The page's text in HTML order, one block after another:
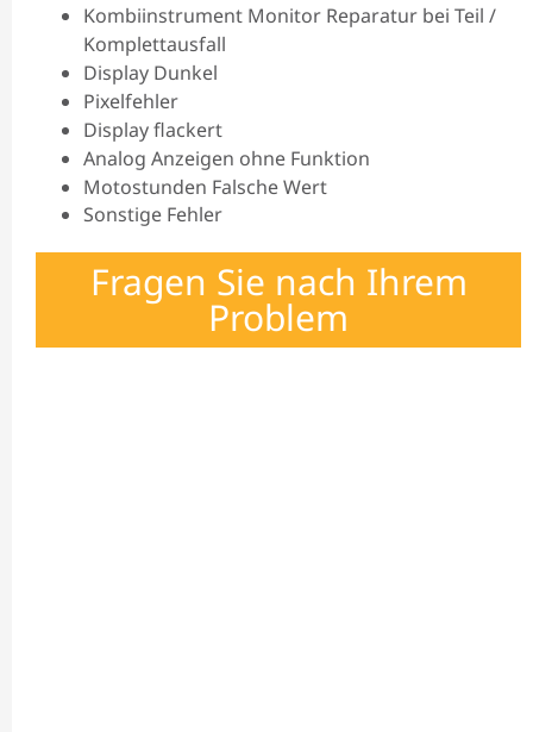
Kombiinstrument Monitor Reparatur bei Teil /
Komplettausfall
Display Dunkel
Pixelfehler
Display flackert
Analog Anzeigen ohne Funktion
Motostunden Falsche Wert
Sonstige Fehler
Fragen Sie nach Ihrem
Problem